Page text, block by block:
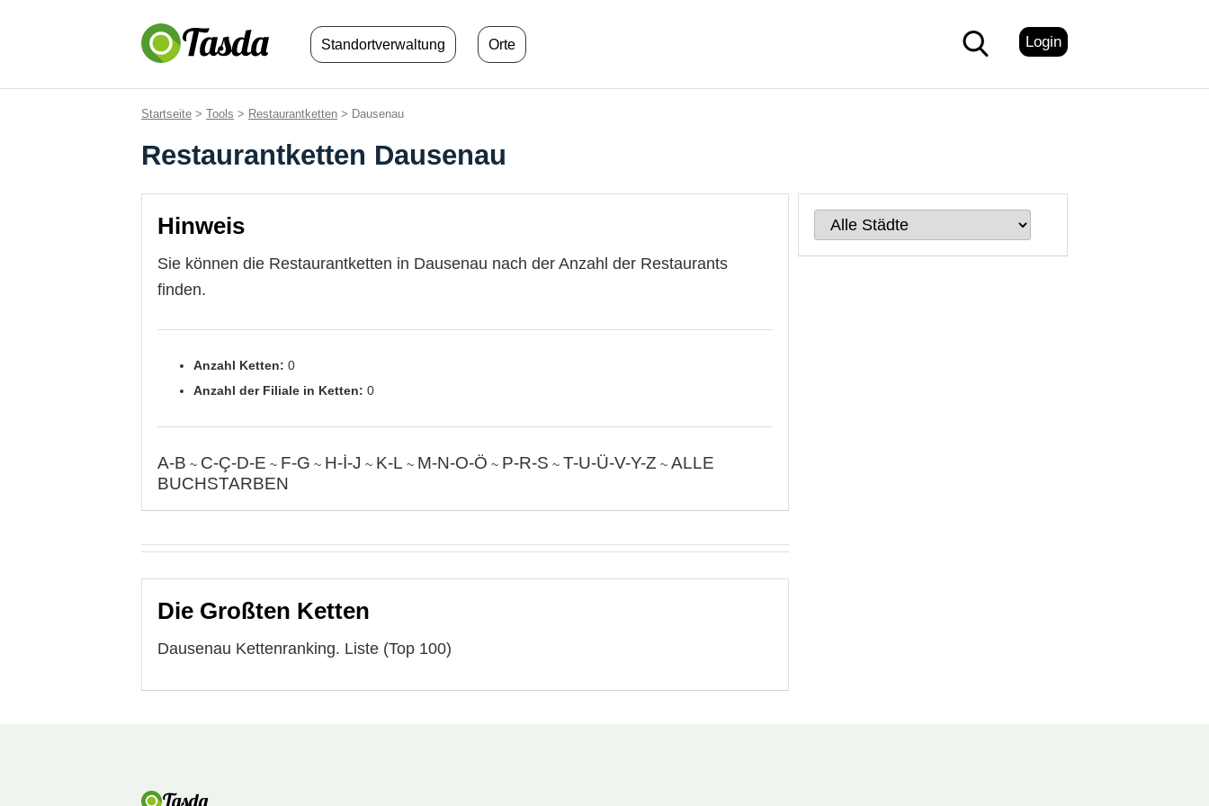
Login
Standortverwaltung Orte
Startseite > Tools > Restaurantketten > Dausenau
Restaurantketten Dausenau
Hinweis
Sie können die Restaurantketten in Dausenau nach der Anzahl der Restaurants
finden.
Anzahl Ketten: 0
Anzahl der Filiale in Ketten: 0
A-B ~ C-Ç-D-E ~ F-G ~ H-İ-J ~ K-L ~ M-N-O-Ö ~ P-R-S ~ T-U-Ü-V-Y-Z ~ ALLE
BUCHSTARBEN
Die Großten Ketten
Dausenau Kettenranking. Liste (Top 100)